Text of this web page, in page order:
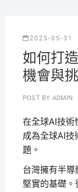
2025-05-31
如何打
機會與
POST BY ADMIN
在全球AI技術
成為全球AI技
題。
台灣擁有半
堅實的基礎